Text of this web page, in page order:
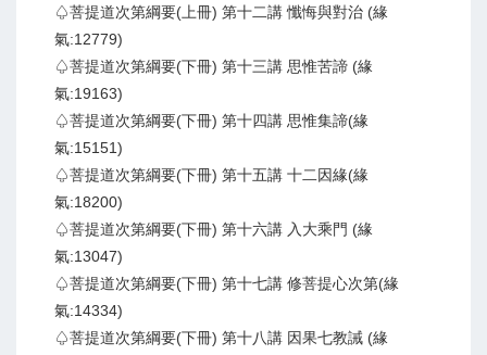
♤菩提道次第綱要(上冊) 第十二講 懺悔與對治 (緣
氣:12779)
♤菩提道次第綱要(下冊) 第十三講 思惟苦諦 (緣
氣:19163)
♤菩提道次第綱要(下冊) 第十四講 思惟集諦(緣
氣:15151)
♤菩提道次第綱要(下冊) 第十五講 十二因緣(緣
氣:18200)
♤菩提道次第綱要(下冊) 第十六講 入大乘門 (緣
氣:13047)
♤菩提道次第綱要(下冊) 第十七講 修菩提心次第(緣
氣:14334)
♤菩提道次第綱要(下冊) 第十八講 因果七教誡 (緣